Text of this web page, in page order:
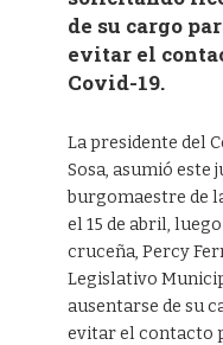
de su cargo
evitar el
Covid-19.
La presidente del
Sosa, asumió este
burgomaestre de
el 15 de abril,
cruceña, Percy
Legislativo
ausentarse de su
evitar el contacto